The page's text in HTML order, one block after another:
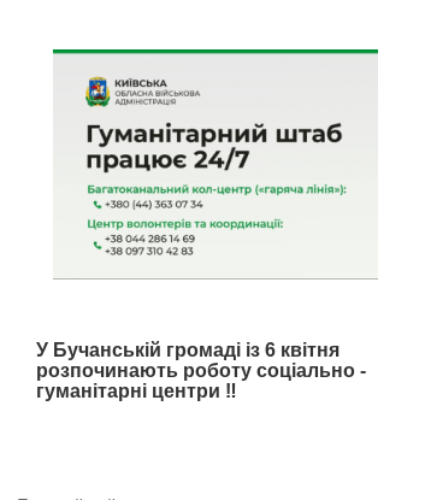
У Бучанській громаді із 6 квітня
розпочинають роботу соціально -
гуманітарні центри ‼️